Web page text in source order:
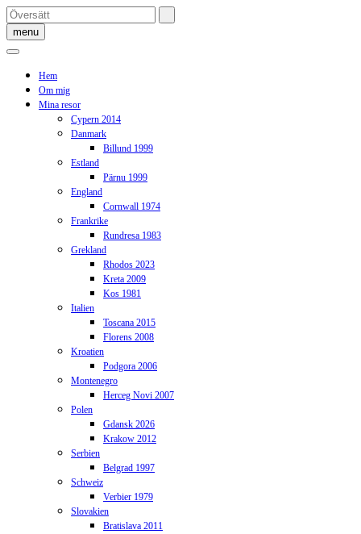
Skip
to
content
menu
Hem
Om mig
Mina resor
Cypern 2014
Danmark
Billund 1999
Estland
Pärnu 1999
England
Cornwall 1974
Frankrike
Rundresa 1983
Grekland
Rhodos 2023
Kreta 2009
Kos 1981
Italien
Toscana 2015
Florens 2008
Kroatien
Podgora 2006
Montenegro
Herceg Novi 2007
Polen
Gdansk 2026
Krakow 2012
Serbien
Belgrad 1997
Schweiz
Verbier 1979
Slovakien
Bratislava 2011